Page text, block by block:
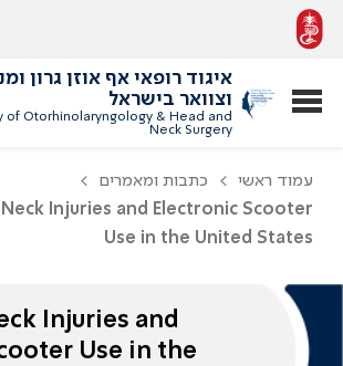
איגוד רופאי אף אוזן גרון
וצוואר בישראל
of Otorhinolaryngology & Head and
Neck Surgery
עמוד ראשי
כתבות ומאמרים
Neck Injuries and Electronic Scooter
Use in the United States
Injuries and
Use in the